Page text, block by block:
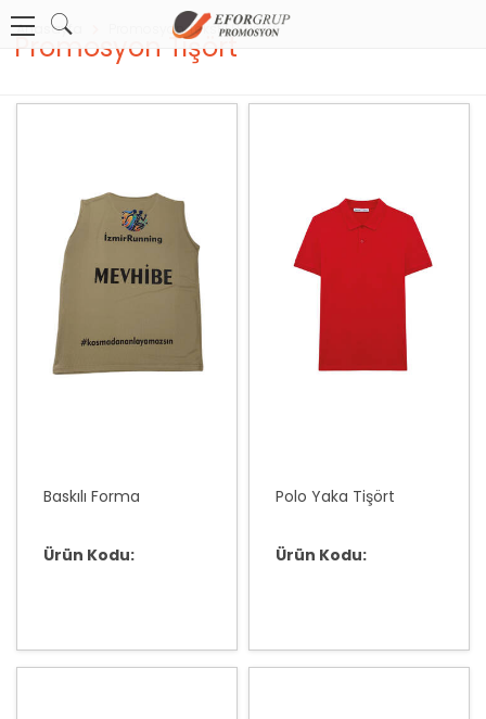
Anasayfa Promosyon Tekstil Ürünleri
Promosyon Tişört
Baskılı Forma
Ürün Kodu:
Polo Yaka Tişört
Ürün Kodu: